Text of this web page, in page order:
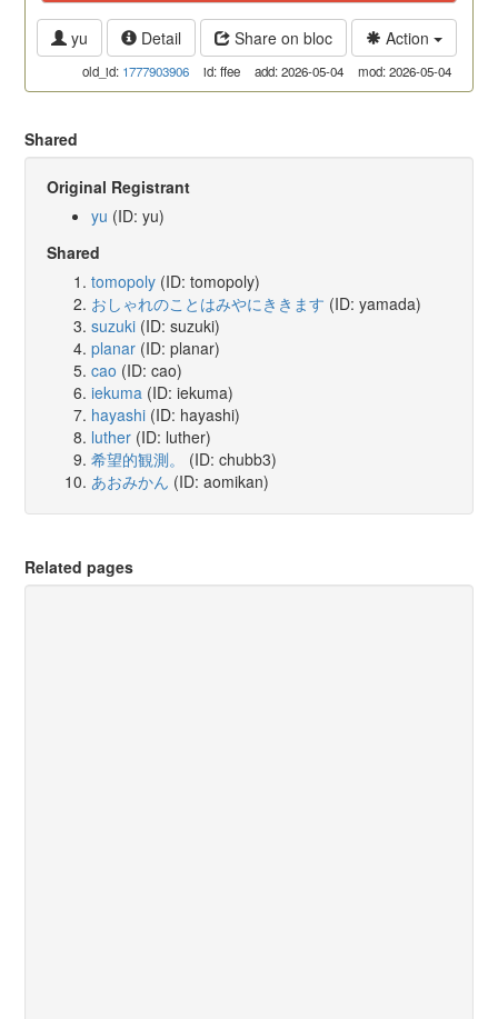
yu Detail Share on bloc Action
old_id: 1777903906 id: ffee add: 2026-05-04 mod: 2026-05-04
Shared
Original Registrant
yu (ID: yu)
Shared
tomopoly (ID: tomopoly)
おしゃれのことはみやにききます (ID: yamada)
suzuki (ID: suzuki)
planar (ID: planar)
cao (ID: cao)
iekuma (ID: iekuma)
hayashi (ID: hayashi)
luther (ID: luther)
希望的観測。
(ID: chubb3)
あおみかん (ID: aomikan)
Related pages